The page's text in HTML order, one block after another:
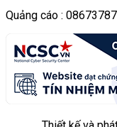
Quảng cáo :